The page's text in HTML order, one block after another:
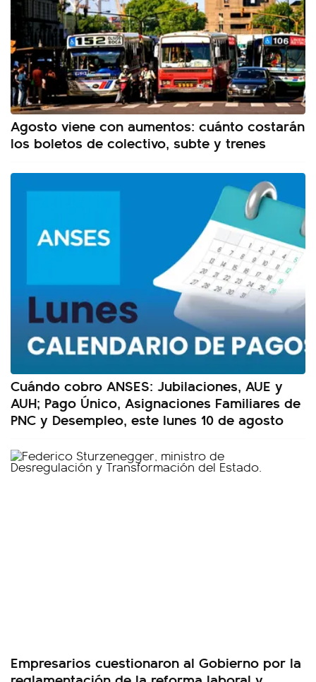
Agosto viene con aumentos: cuánto costarán
los boletos de colectivo, subte y trenes
Cuándo cobro ANSES: Jubilaciones, AUE y
AUH; Pago Único, Asignaciones Familiares de
PNC y Desempleo, este lunes 10 de agosto
Empresarios cuestionaron al Gobierno por la